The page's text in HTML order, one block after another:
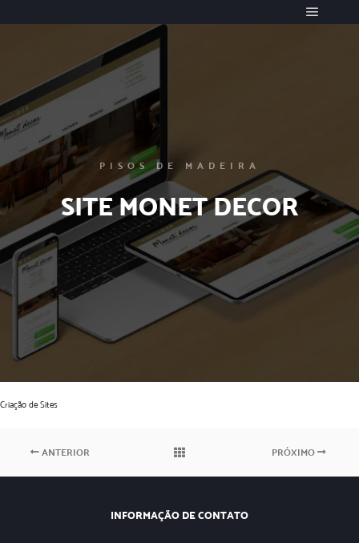
PISOS DE MADEIRA
SITE MONET DECOR
Criação de Sites
ANTERIOR PRÓXIMO
INFORMAÇÃO DE CONTATO